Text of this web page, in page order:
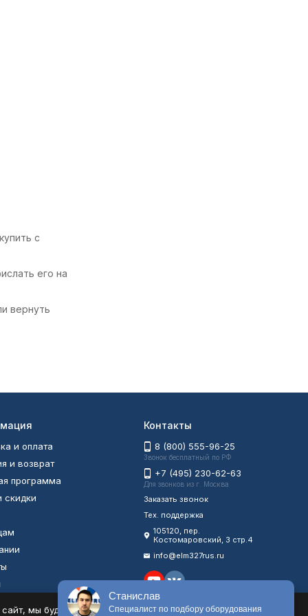
с
его на
вернуть
и оплата
и возврат
программа
скидки
Контакты
8 (800) 555-96-25
Звонок бесплатный по РФ
+7 (495) 230-62-63
Для звонков из г. Москва
Заказать звонок
Тех. поддержка
105120, пер.
Костомаровский, 3 стр.4
info@elm327rus.ru
мы будем считать, что Вас это устраивает.
Станислав
Специалист по подбору оборудования